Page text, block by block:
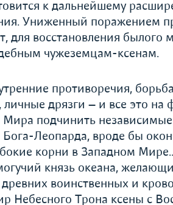
к дальнейшему
Униженный поражением
для восстановления былого
чужеземцам-ксенам.
противоречия,
дрязги — и все это
Мира подчинить
Бога-Леопарда, вроде бы
корни в Западном
князь океана,
воинственных и
Не­бесного Трона ксены с